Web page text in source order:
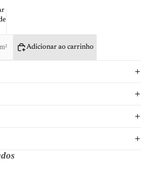
m² Adicionar ao carrinho